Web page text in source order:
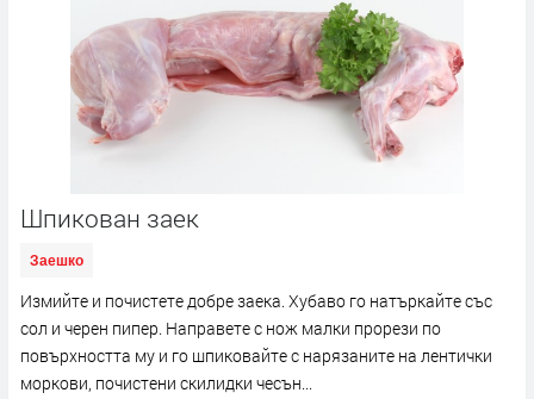
Шпикован заек
Заешко
Измийте и почистете добре заека. Хубаво го натъркайте със
сол и черен пипер. Направете с нож малки прорези по
повърхността му и го шпиковайте с нарязаните на лентички
моркови, почистени скилидки чесън...